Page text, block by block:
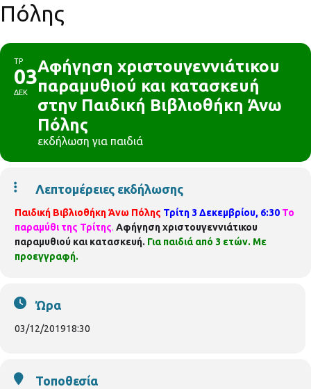
Πόλης
ΤΡ
03
ΔΕΚ
Αφήγηση χριστουγεννιάτικου
παραμυθιού και κατασκευή
στην Παιδική Βιβλιοθήκη Άνω
Πόλης
εκδήλωση για παιδιά
Λεπτομέρειες εκδήλωσης
Παιδική Βιβλιοθήκη Άνω Πόλης Τρίτη 3 Δεκεμβρίου, 6:30 Το
παραμύθι της Τρίτης. Αφήγηση χριστουγεννιάτικου
παραμυθιού και κατασκευή. Για παιδιά από 3 ετών. Με
προεγγραφή.
Ώρα
03/12/201918:30
Τοποθεσία